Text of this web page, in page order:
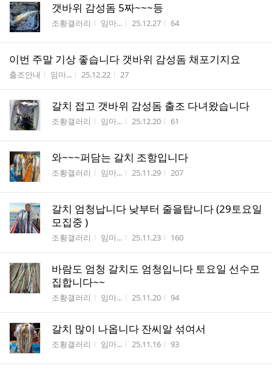
갯바위 감성돔 5짜~~~등
게시판명
조황갤러리 작성자
임마... 작성시간
25.12.27 조회수
64
이번 주말 기상 좋습니다 갯바위 감성돔 채포기지요
게시판명
출조안내 작성자
임마... 작성시간
25.12.22 조회수
27
갈치 접고 갯바위 감성돔 출조 다녀왔습니다
게시판명
조황갤러리 작성자
임마... 작성시간
25.12.20 조회수
61
와~~~퍼담는 갈치 조항입니다
게시판명
조황갤러리 작성자
임마... 작성시간
25.11.29 조회수
207
갈치 엄청납니다 낮부터 줄을탑니다 (29토요일
모집중 )
게시판명
조황갤러리 작성자
임마... 작성시간
25.11.23 조회수
160
바람도 엄청 갈치도 엄청입니다 토요일 선수모
집합니다~~
게시판명
조황갤러리 작성자
임마... 작성시간
25.11.20 조회수
94
갈치 많이 나옵니다 잔씨알 섞여서
게시판명
조황갤러리 작성자
임마... 작성시간
25.11.16 조회수
93